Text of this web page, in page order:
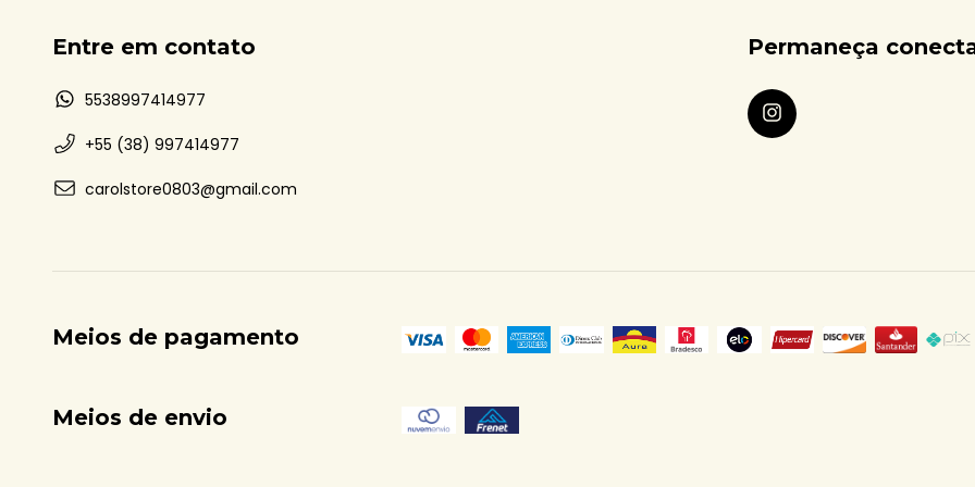
Entre em contato
5538997414977
+55 (38) 997414977
carolstore0803@gmail.com
Permaneça
Meios de pagamento
Meios de envio